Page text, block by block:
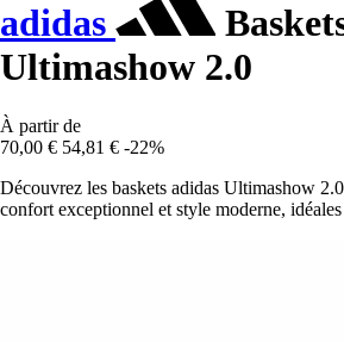
adidas
Ultimashow 2.0
À partir de
70,00 € 54,81 € -22%
Découvrez les baskets adidas Ultimashow
confort exceptionnel et style moderne,